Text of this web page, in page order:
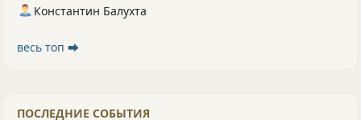
Константин Балухта
весь топ ⮕
ПОСЛЕДНИЕ СОБЫТИЯ